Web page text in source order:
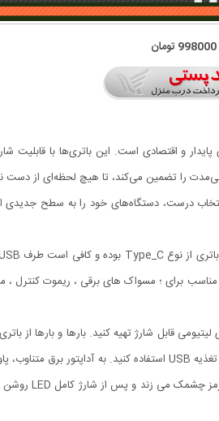
998000 تومان
و اقتصادی است. این باتری‌ها با قابلیت شارژ
را تضمین می‌کند، تا هیچ لحظه‌ای از دست
دستگاه‌های خود را به سطح جدیدی از
از طول عمر بلند مدتی برخوردارند . مناسب برای ؛ مسواک
قابل شارژ تهیه کنید. بارها و بارها از